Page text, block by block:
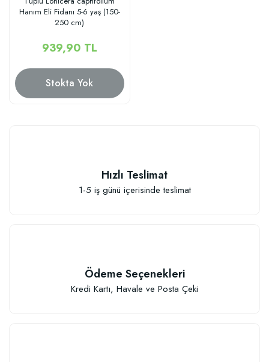
Hanım Eli Fidanı 5-6 yaş (150-
250 cm)
939,90 TL
Stokta Yok
Hızlı Teslimat
1-5 iş günü içerisinde teslimat
Ödeme Seçenekleri
Kredi Kartı, Havale ve Posta Çeki